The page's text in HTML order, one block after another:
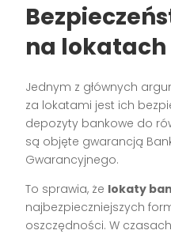
na lokatach
Jednym z głównych
za lokatami jest ich
depozyty bankowe do
są objęte gwarancją
Gwarancyjnego.
To sprawia, że lokaty
najbezpieczniejszych
oszczędności. W